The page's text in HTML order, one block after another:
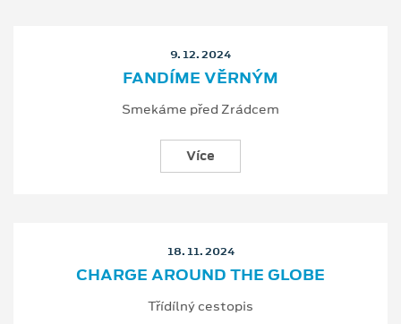
9. 12. 2024
FANDÍME VĚRNÝM
Smekáme před Zrádcem
Více
18. 11. 2024
CHARGE AROUND THE GLOBE
Třídílný cestopis